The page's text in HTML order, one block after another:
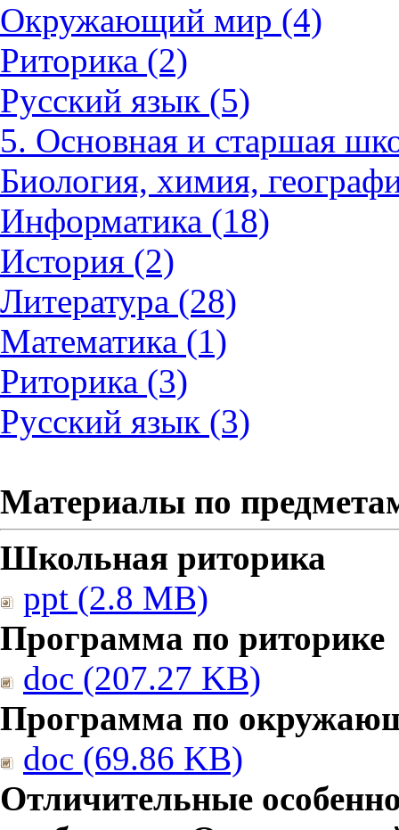
Окружающий мир (4)
Риторика (2)
Русский язык (5)
5. Основная и старшая
Биология, химия,
Информатика (18)
История (2)
Литература (28)
Математика (1)
Риторика (3)
Русский язык (3)
Материалы по
Школьная риторика
ppt (2.8 MB)
Программа по риторике
doc (207.27 KB)
Программа по
doc (69.86 KB)
Отличительные